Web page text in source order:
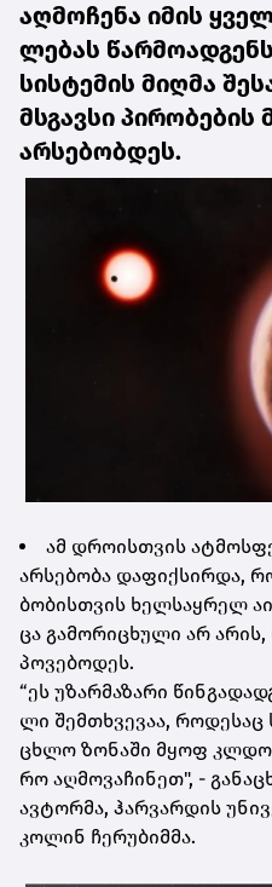
აღ­მო­ჩე­ნა იმის
ლე­ბას
სის­ტე­მის მიღ­მა
მსგავ­სი პი­რო­ბე­ბის
არ­სე­ბობ­დეს.
ამ დრო­ის­თვის
არ­სე­ბო­ბა და­ფიქ­სირ­და,
ბო­ბის­თვის ხელ­საყ­რელ
ცა გა­მო­რი­ცხუ­ლი არ
პო­ვე­ბო­დეს.
“ეს უზარ­მა­ზა­რი
ლი შემ­თხვე­ვაა, რო­დე­საც
ცხლო ზო­ნა­ში მყოფ
რო აღ­მო­ვა­ჩი­ნეთ", -
ავ­ტორ­მა, ჰარ­ვარ­დის
კო­ლინ ჩე­რუ­ბიმ­მა.